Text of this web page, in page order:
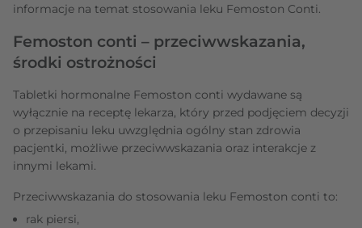
informacje na temat stosowania leku Femoston Conti.
Femoston conti – przeciwwskazania,
środki ostrożności
Tabletki hormonalne Femoston conti wydawane są
wyłącznie na receptę lekarza, który przed podjęciem decyzji
o przepisaniu leku uwzględnia ogólny stan zdrowia
pacjentki, możliwe przeciwwskazania oraz interakcje z
innymi lekami.
Przeciwwskazania do stosowania leku Femoston conti to:
rak piersi,